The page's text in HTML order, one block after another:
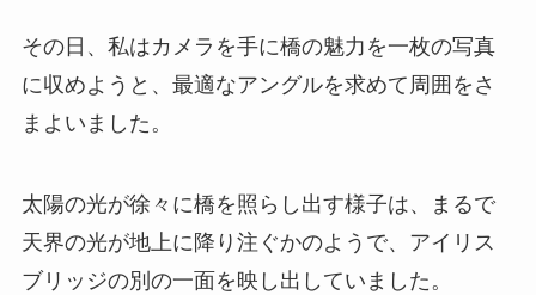
その日、私はカメラを手に橋の魅力を一枚の写真
に収めようと、最適なアングルを求めて周囲をさ
まよいました。
太陽の光が徐々に橋を照らし出す様子は、まるで
天界の光が地上に降り注ぐかのようで、アイリス
ブリッジの別の一面を映し出していました。